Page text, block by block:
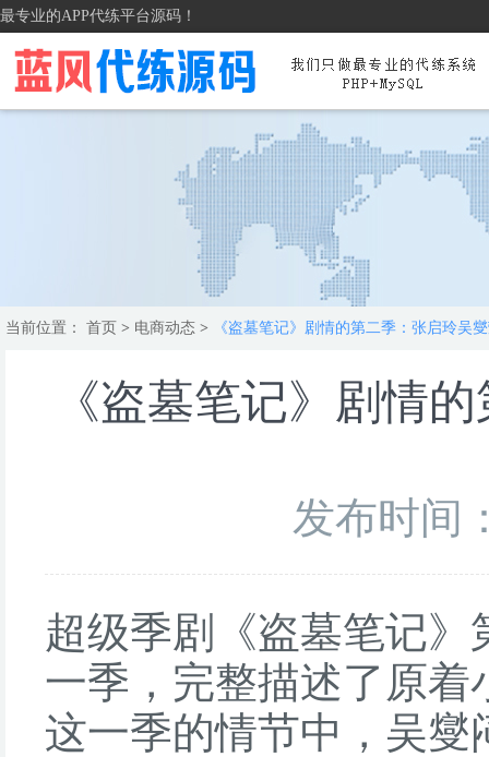
最专业的APP代练平台源码！
当前位置： 首页 > 电商动态 > 《盗墓笔记》剧情的第二季：张启玲吴
《盗墓笔记》剧情
发布时间
超级季剧《盗墓笔记
一季，完整描述了原
这一季的情节中，吴